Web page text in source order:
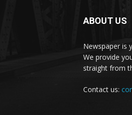
ABOUT US
Newspaper is
We provide
straight from
Contact us: